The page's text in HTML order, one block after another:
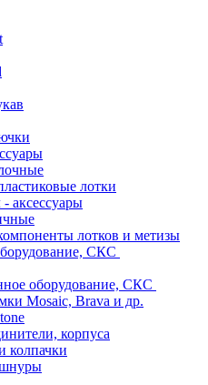
лотки
аксессуары
лотков и метизы
СКС
оборудование, СКС
Mosaic, Brava и др.
корпуса
колпачки